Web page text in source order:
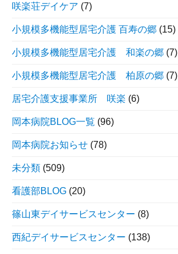
咲楽荘デイケア (7)
小規模多機能型居宅介護 百寿の郷 (15)
小規模多機能型居宅介護 和楽の郷 (7)
小規模多機能型居宅介護 柏原の郷 (7)
居宅介護支援事業所 咲楽 (6)
岡本病院BLOG一覧 (96)
岡本病院お知らせ (78)
未分類 (509)
看護部BLOG (20)
篠山東デイサービスセンター (8)
西紀デイサービスセンター (138)